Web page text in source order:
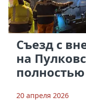
Съезд с
на
20 апреля 2026